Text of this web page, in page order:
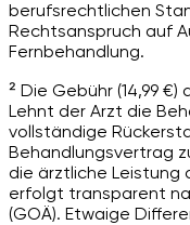
berufsrechtlichen
Rechtsanspruch auf
Fernbehandlung.
² Die Gebühr (14,99
Lehnt der Arzt die
vollständige
Behandlungsvertrag
die ärztliche Leistung
erfolgt transparent
(GOÄ). Etwaige